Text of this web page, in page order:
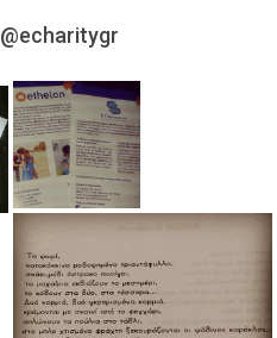
@echaritygr